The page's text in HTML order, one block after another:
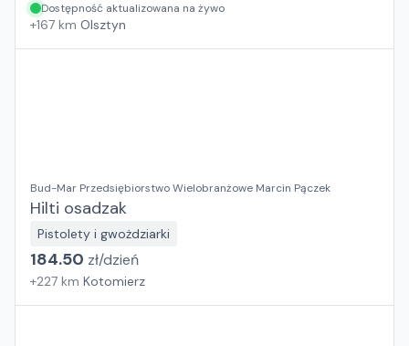
Dostępność aktualizowana na żywo
+167 km Olsztyn
Bud-Mar Przedsiębiorstwo Wielobranżowe Marcin Pączek
Hilti osadzak
Pistolety i gwożdziarki
184.50 zł/dzień
+227 km Kotomierz